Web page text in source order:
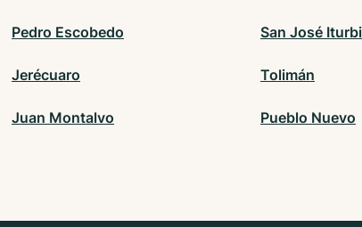
Pedro Escobedo San José
Jerécuaro Tolimán
Juan Montalvo Pueblo Nuevo